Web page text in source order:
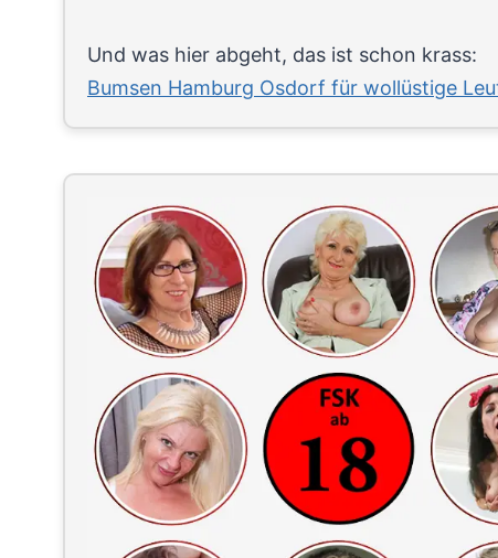
Und was hier abgeht, das ist schon krass:
Bumsen Hamburg Osdorf für wollüstige